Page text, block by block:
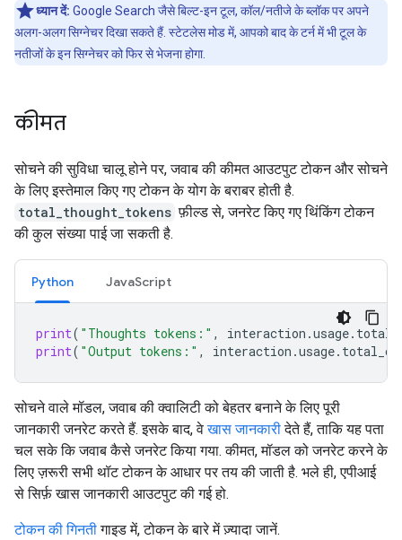
ध्यान दें: Google Search जैसे बिल्ट-इन टूल, कॉल/नतीजे के ब्लॉक पर अपने
अलग-अलग सिग्नेचर दिखा सकते हैं. स्टेटलेस मोड में, आपको बाद के टर्न में भी टूल के
नतीजों के इन सिग्नेचर को फिर से भेजना होगा.
कीमत
सोचने की सुविधा चालू होने पर, जवाब की कीमत आउटपुट टोकन और सोचने
के लिए इस्तेमाल किए गए टोकन के योग के बराबर होती है.
total_thought_tokens फ़ील्ड से, जनरेट किए गए थिंकिंग टोकन
की कुल संख्या पाई जा सकती है.
Python JavaScript
print( "Thoughts tokens:" , interaction .usage.
print( "Output tokens:" , interaction .usage.
सोचने वाले मॉडल, जवाब की क्वालिटी को बेहतर बनाने के लिए पूरी
जानकारी जनरेट करते हैं. इसके बाद, वेखास जानकारीदेते हैं, ताकि यह पता
चल सके कि जवाब कैसे जनरेट किया गया. कीमत, मॉडल को जनरेट करने के
लिए ज़रूरी सभी थॉट टोकन के आधार पर तय की जाती है. भले ही, एपीआई
से सिर्फ़ खास जानकारी आउटपुट की गई हो.
टोकन की गिनतीगाइड में, टोकन के बारे में ज़्यादा जानें.